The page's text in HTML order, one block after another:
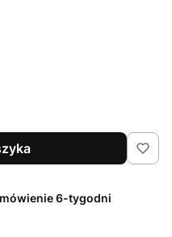
6-tygodni